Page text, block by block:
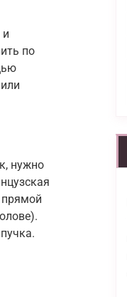
и
по
нужно
прямой